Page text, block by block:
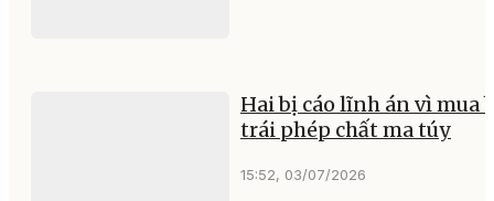
Hai bị cáo lĩnh án vì mua
trái phép chất ma túy
15:52, 03/07/2026